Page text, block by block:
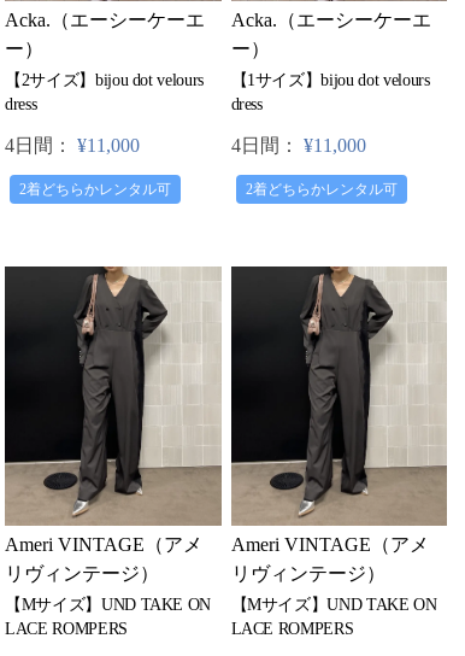
Acka.（エーシーケーエ
ー）
【2サイズ】bijou dot velours
dress
4日間： ¥11,000
2着どちらかレンタル可
Acka.（エーシーケーエ
ー）
【1サイズ】bijou dot velours
dress
4日間： ¥11,000
2着どちらかレンタル可
Ameri VINTAGE（アメ
リヴィンテージ）
【Mサイズ】UND TAKE ON
LACE ROMPERS
Ameri VINTAGE（アメ
リヴィンテージ）
【Mサイズ】UND TAKE ON
LACE ROMPERS